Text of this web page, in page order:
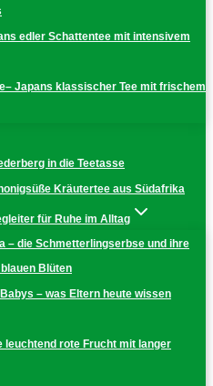
edler Schattentee mit intensivem
Japans klassischer Tee mit frischem
in die Teetasse
Kräutertee aus Südafrika
für Ruhe im Alltag
– die Schmetterlingserbse und ihre
Blüten
– was Eltern heute wissen
leuchtend rote Frucht mit langer